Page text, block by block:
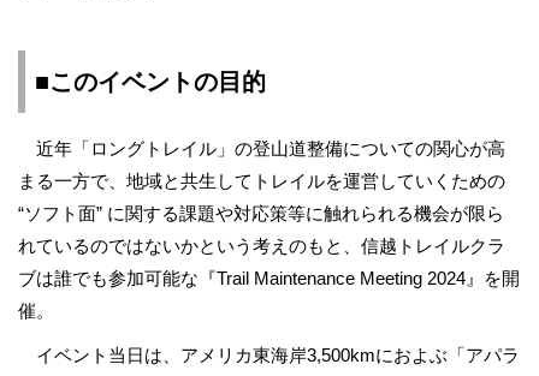
■このイベントの目的
近年「ロングトレイル」の登山道整備についての関心が高
まる一方で、地域と共生してトレイルを運営していくための
“ソフト面” に関する課題や対応策等に触れられる機会が限ら
れているのではないかという考えのもと、信越トレイルクラ
ブは誰でも参加可能な『Trail Maintenance Meeting 2024』を開
催。
イベント当日は、アメリカ東海岸3,500kmにおよぶ「アパラ